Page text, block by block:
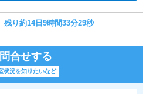
残り約14日9時間33分28秒
合せする
状況を知りたいなど